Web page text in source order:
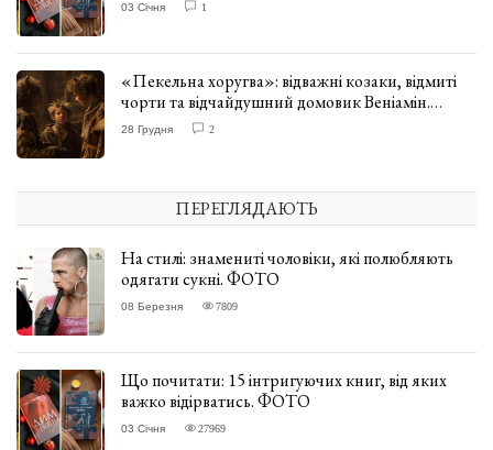
03 Січня 1
«Пекельна хоругва»: відважні козаки, відмиті
чорти та відчайдушний домовик Веніамін.
ВІДГУК
28 Грудня 2
ПЕРЕГЛЯДАЮТЬ
На стилі: знамениті чоловіки, які полюбляють
одягати сукні. ФОТО
08 Березня 7809
Що почитати: 15 інтригуючих книг, від яких
важко відірватись. ФОТО
03 Січня 27969